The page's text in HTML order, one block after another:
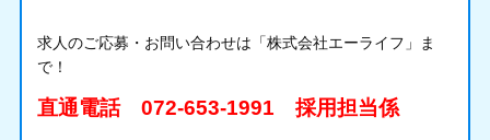
求人のご応募・お問い合わせは「株式会社エーライフ」ま
で！
直通電話 072-653-1991 採用担当係